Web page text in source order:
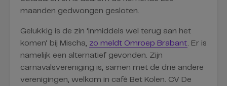
maanden gedwongen gesloten.
Gelukkig is de zin ‘inmiddels wel terug aan het
komen’ bij Mischa, zo meldt Omroep Brabant . Er is
namelijk een alternatief gevonden. Zijn
carnavalsvereniging is, samen met de drie andere
verenigingen, welkom in café Bet Kolen. CV De